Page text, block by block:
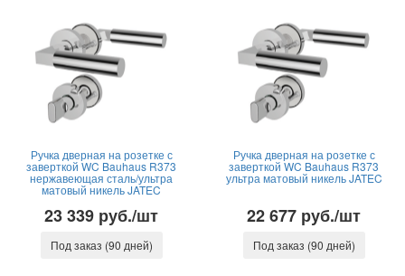
Ручка дверная на розетке с
заверткой WC Bauhaus R373
нержавеющая сталь/ультра
матовый никель JATEC
23 339 руб./шт
Под заказ (90 дней)
Ручка дверная на розетке с
заверткой WC Bauhaus R373
ультра матовый никель JATEC
22 677 руб./шт
Под заказ (90 дней)